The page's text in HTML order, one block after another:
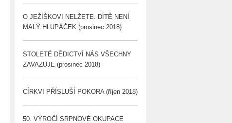
O JEŽÍŠKOVI NELŽETE. DÍTĚ NENÍ
MALÝ HLUPÁČEK (prosinec 2018)
STOLETÉ DĚDICTVÍ NÁS VŠECHNY
ZAVAZUJE (prosinec 2018)
CÍRKVI PŘÍSLUŠÍ POKORA (říjen 2018)
50. VÝROČÍ SRPNOVÉ OKUPACE